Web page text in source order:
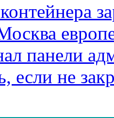
панели
если не